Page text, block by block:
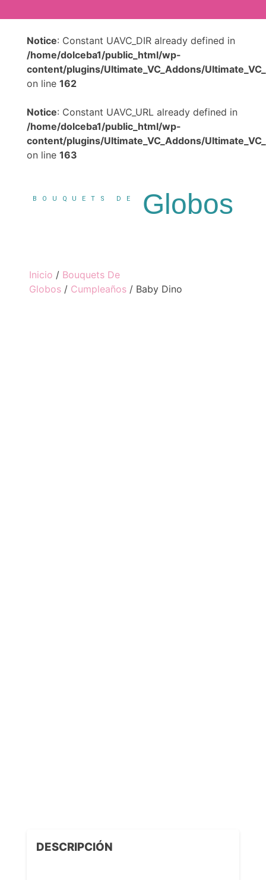
to
contentNotice: Constant UAVC_DIR already defined in
/home/dolceba1/public_html/wp-
content/plugins/Ultimate_VC_Addons/
on line 162
Notice: Constant UAVC_URL already defined in
/home/dolceba1/public_html/wp-
content/plugins/Ultimate_VC_Addons/
on line 163
BOUQUETS DE Globos
Inicio / Bouquets De
Globos / Cumpleaños / Baby Dino
DESCRIPCIÓN